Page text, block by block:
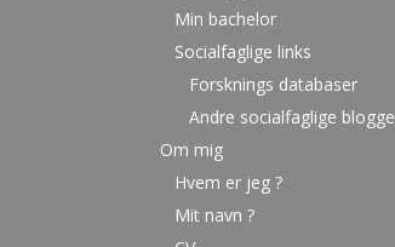
Min bachelor
Socialfaglige links
Forsknings databaser
Andre socialfaglige blogge
Om mig
Hvem er jeg ?
Mit navn ?